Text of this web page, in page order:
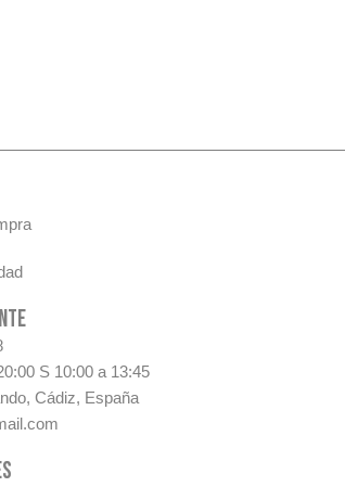
S 10:00 a 13:45
Cádiz, España